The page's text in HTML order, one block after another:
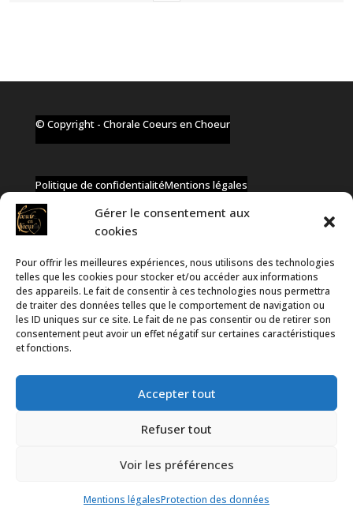
Gérer le consentement aux
cookies
Pour offrir les meilleures expériences, nous utilisons des technologies
telles que les cookies pour stocker et/ou accéder aux informations
des appareils. Le fait de consentir à ces technologies nous permettra
de traiter des données telles que le comportement de navigation ou
les ID uniques sur ce site. Le fait de ne pas consentir ou de retirer son
consentement peut avoir un effet négatif sur certaines caractéristiques
et fonctions.
Accepter tout
Refuser tout
Voir les préférences
Mentions légalesProtection des données
© Copyright - Chorale Coeurs en Choeur
Politique de confidentialitéMentions légales
✆ +32 477 91 58 46
✉ infos@coeurs-en-choeur.be
Toute proposition de partenariat en développement sera
Propulsé parWordPresset hébergé parInfomaniak